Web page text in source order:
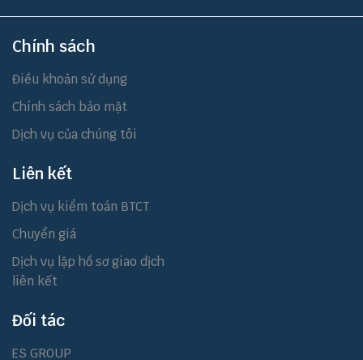
Chính sách
Điều khoản sử dụng
Chính sách bảo mật
Dịch vụ của chúng tôi
Liên kết
Dịch vụ kiểm toán BTCT
Chuyển giá
Dịch vụ lập hồ sơ giao dịch
liên kết
Đối tác
ES GROUP